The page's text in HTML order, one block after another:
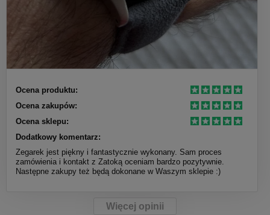
Ocena produktu:
Ocena zakupów:
Ocena sklepu:
Dodatkowy komentarz:
Zegarek jest piękny i fantastycznie wykonany. Sam proces
zamówienia i kontakt z Zatoką oceniam bardzo pozytywnie.
Następne zakupy też będą dokonane w Waszym sklepie :)
Więcej opinii